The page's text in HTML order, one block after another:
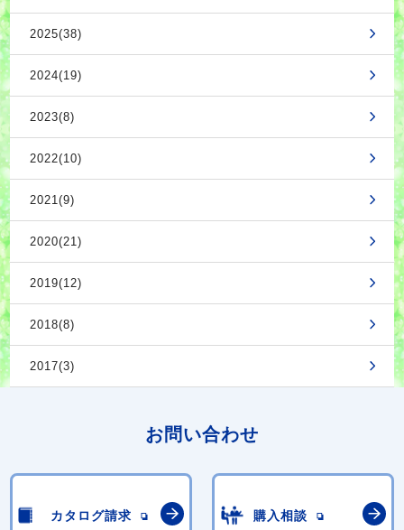
2025(38)
2024(19)
2023(8)
2022(10)
2021(9)
2020(21)
2019(12)
2018(8)
2017(3)
お問い合わせ
カタログ請求 購入相談